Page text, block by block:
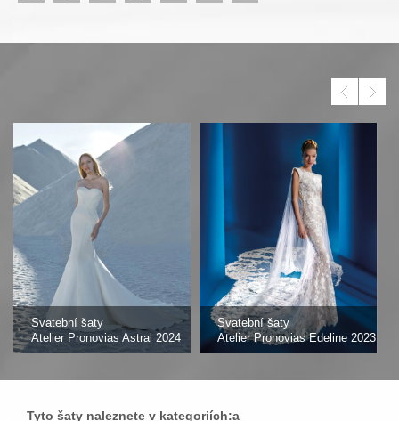
Svatební šaty
Atelier Pronovias Astral 2024
Svatební šaty
Atelier Pronovias Edeline 2023
Tyto šaty naleznete v kategoriích:a